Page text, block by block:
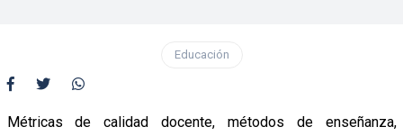
Educación
Métricas de calidad docente, métodos de enseñanza,